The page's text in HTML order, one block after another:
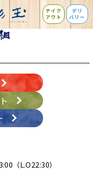
テイク
アウト
デリ
バリー
（L.O22:30）